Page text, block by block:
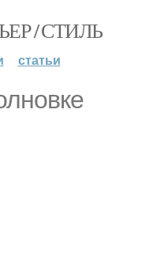
/ СТИЛЬ
статьи